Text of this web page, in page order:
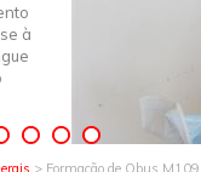
à
> Formação de Obus